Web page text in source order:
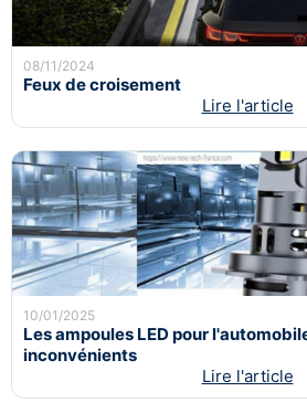
08/11/2024
Feux de croisement
Lire l'article
10/01/2025
Les ampoules LED pour
inconvénients
Lire l'article